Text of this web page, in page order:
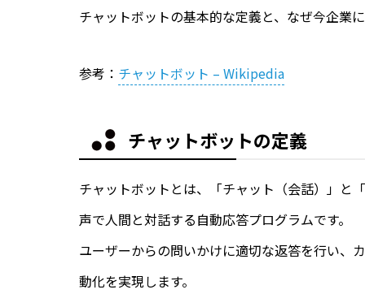
チャットボットの基本的な定義と、なぜ今企業
参考： チャットボット – Wikipedia
チャットボットの定義
チャットボットとは、「チャット（会話）」と
声で人間と対話する自動応答プログラムです。
ユーザーからの問いかけに適切な返答を行い、
動化を実現します。